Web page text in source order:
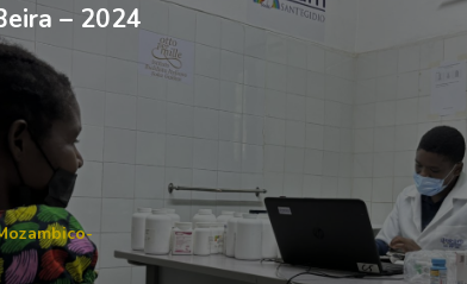
– 2024
-